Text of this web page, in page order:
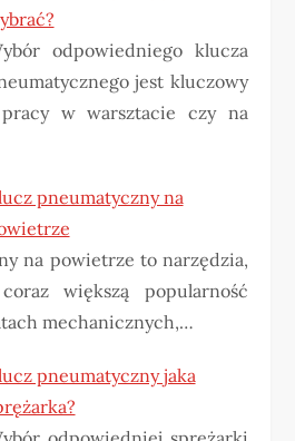
odpowiedniego klucza
jest kluczowy
w warsztacie czy na
pneumatyczny na
na powietrze to narzędzia,
większą popularność
mechanicznych,…
pneumatyczny jaka